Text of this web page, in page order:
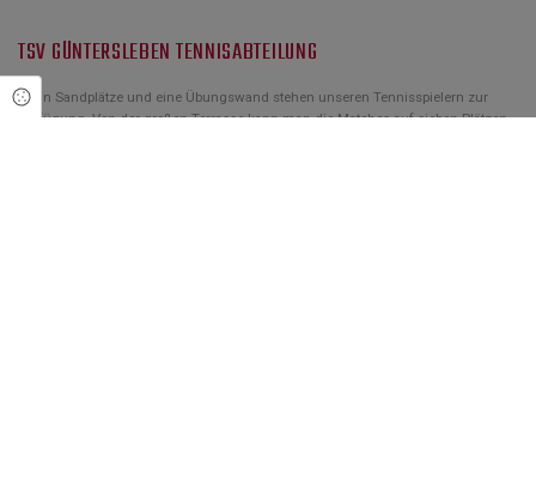
TSV GÜNTERSLEBEN TENNISABTEILUNG
Zehn Sandplätze und eine Übungswand stehen unseren Tennisspielern zur
Verfügung. Von der großen Terrasse kann man die Matches auf sieben Plätzen
Cookie Einstellungen